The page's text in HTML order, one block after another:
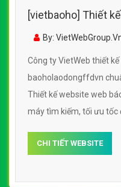
[vietbaoho] Thiết
động -
By:
Công ty VietWeb thiết
baoholaodongffdvn
Thiết kế website web
máy tìm kiếm, tối ưu tốc
hộ lao động
CHI TIẾT WEBSITE